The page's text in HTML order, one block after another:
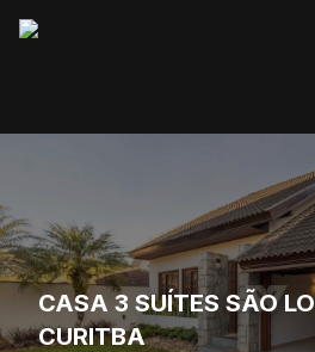
CASA 3 SUÍTES SÃO
CURITBA